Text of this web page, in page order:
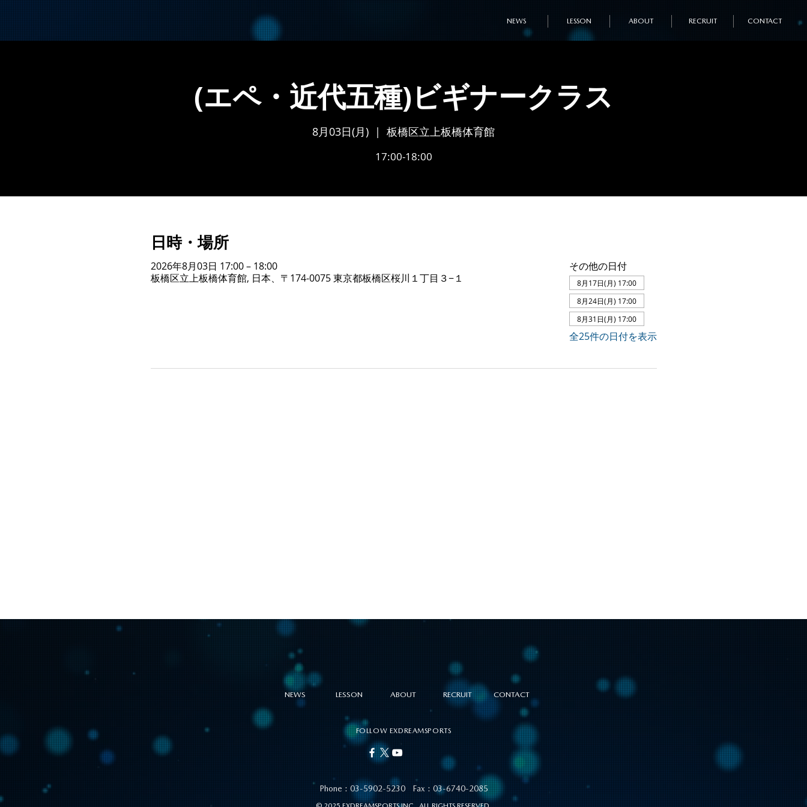
NEWS LESSON ABOUT RECRUIT CONTACT
(エペ・近代五種)ビギナークラス
8月03日(月)
  |
板橋区立上板橋体育館
17:00-18:00
日時・場所
2026年8月03日 17:00 – 18:00
板橋区立上板橋体育館, 日本、〒174-0075 東京都板橋区桜川１丁目３−１
その他の日付
8月17日(月) 17:00
8月24日(月) 17:00
8月31日(月) 17:00
全25件の日付を表示
NEWS LESSON ABOUT RECRUIT CONTACT
FOLLOW EXDREAMSPORTS
Phone : 03-5902-5230Fax : 03-6740-2085